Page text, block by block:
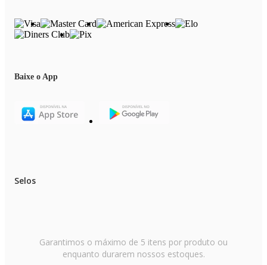
Baixe o App
Selos
Garantimos o máximo de 5 itens por produto ou
enquanto durarem nossos estoques.